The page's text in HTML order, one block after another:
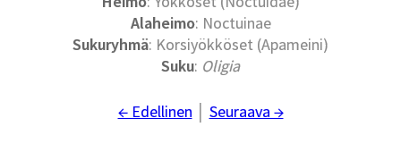
Alaheimo: Noctuinae
Sukuryhmä: Korsiyökköset (Apameini)
Suku: Oligia
← Edellinen Seuraava →